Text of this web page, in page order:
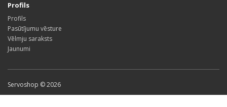
Profils
Profils
Pasūtījumu vēsture
Vēlmju saraksts
Jaunumi
Servoshop © 2026